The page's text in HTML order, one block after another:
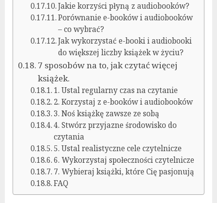
Jakie korzyści płyną z audiobooków?
Porównanie e-booków i audiobooków
– co wybrać?
Jak wykorzystać e-booki i audiobooki
do większej liczby książek w życiu?
7 sposobów na to, jak czytać więcej
książek.
1. Ustal regularny czas na czytanie
2. Korzystaj z e-booków i audiobooków
3. Noś książkę zawsze ze sobą
4. Stwórz przyjazne środowisko do
czytania
5. Ustal realistyczne cele czytelnicze
6. Wykorzystaj społeczności czytelnicze
7. Wybieraj książki, które Cię pasjonują
FAQ